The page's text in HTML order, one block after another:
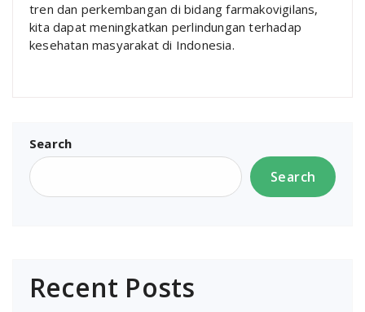
tren dan perkembangan di bidang farmakovigilans,
kita dapat meningkatkan perlindungan terhadap
kesehatan masyarakat di Indonesia.
Search
Search
Recent Posts